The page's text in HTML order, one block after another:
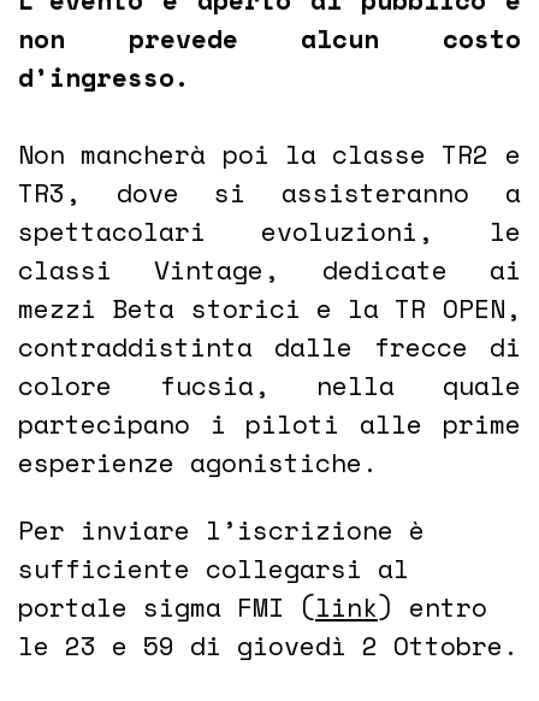
non prevede alcun costo
d’ingresso.
Non mancherà poi la classe TR2 e
TR3, dove si assisteranno a
spettacolari evoluzioni, le
classi Vintage, dedicate ai
mezzi Beta storici e la TR OPEN,
contraddistinta dalle frecce di
colore fucsia, nella quale
partecipano i piloti alle prime
esperienze agonistiche.
Per inviare l’iscrizione è
sufficiente collegarsi al
portale sigma FMI (link) entro
le 23 e 59 di giovedì 2 Ottobre.